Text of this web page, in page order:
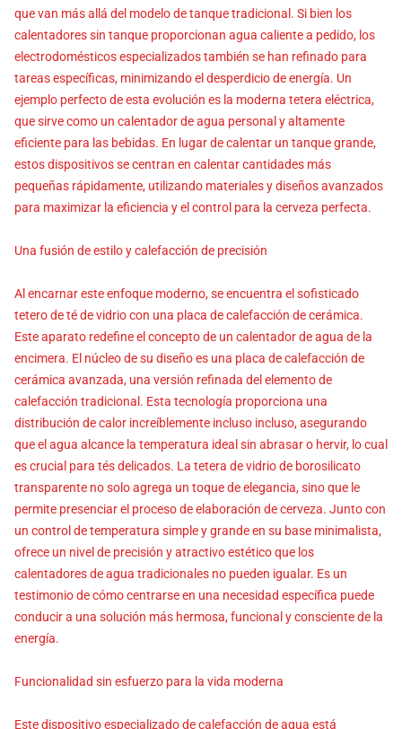
que van más allá del modelo de tanque tradicional. Si bien los
calentadores sin tanque proporcionan agua caliente a pedido, los
electrodomésticos especializados también se han refinado para
tareas específicas, minimizando el desperdicio de energía. Un
ejemplo perfecto de esta evolución es la moderna tetera eléctrica,
que sirve como un calentador de agua personal y altamente
eficiente para las bebidas. En lugar de calentar un tanque grande,
estos dispositivos se centran en calentar cantidades más
pequeñas rápidamente, utilizando materiales y diseños avanzados
para maximizar la eficiencia y el control para la cerveza perfecta.
Una fusión de estilo y calefacción de precisión
Al encarnar este enfoque moderno, se encuentra el sofisticado
tetero de té de vidrio con una placa de calefacción de cerámica.
Este aparato redefine el concepto de un calentador de agua de la
encimera. El núcleo de su diseño es una placa de calefacción de
cerámica avanzada, una versión refinada del elemento de
calefacción tradicional. Esta tecnología proporciona una
distribución de calor increíblemente incluso incluso, asegurando
que el agua alcance la temperatura ideal sin abrasar o hervir, lo cual
es crucial para tés delicados. La tetera de vidrio de borosilicato
transparente no solo agrega un toque de elegancia, sino que le
permite presenciar el proceso de elaboración de cerveza. Junto con
un control de temperatura simple y grande en su base minimalista,
ofrece un nivel de precisión y atractivo estético que los
calentadores de agua tradicionales no pueden igualar. Es un
testimonio de cómo centrarse en una necesidad específica puede
conducir a una solución más hermosa, funcional y consciente de la
energía.
Funcionalidad sin esfuerzo para la vida moderna
Este dispositivo especializado de calefacción de agua está